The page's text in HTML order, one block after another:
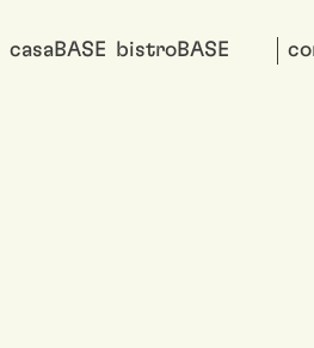
casaBASE bistroBASE